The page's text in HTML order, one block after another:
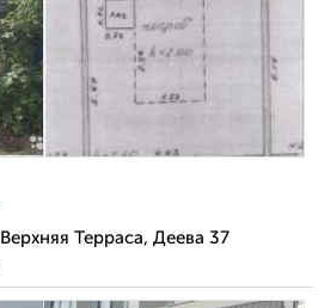
Терраса, Деева 37